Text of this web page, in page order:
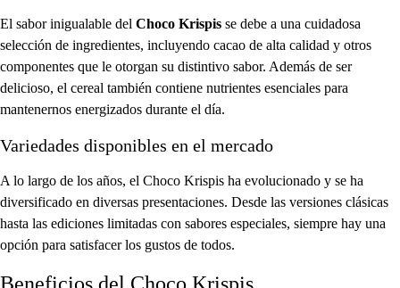
El sabor inigualable del Choco Krispis se debe a una cuidadosa
selección de ingredientes, incluyendo cacao de alta calidad y otros
componentes que le otorgan su distintivo sabor. Además de ser
delicioso, el cereal también contiene nutrientes esenciales para
mantenernos energizados durante el día.
Variedades disponibles en el mercado
A lo largo de los años, el Choco Krispis ha evolucionado y se ha
diversificado en diversas presentaciones. Desde las versiones clásicas
hasta las ediciones limitadas con sabores especiales, siempre hay una
opción para satisfacer los gustos de todos.